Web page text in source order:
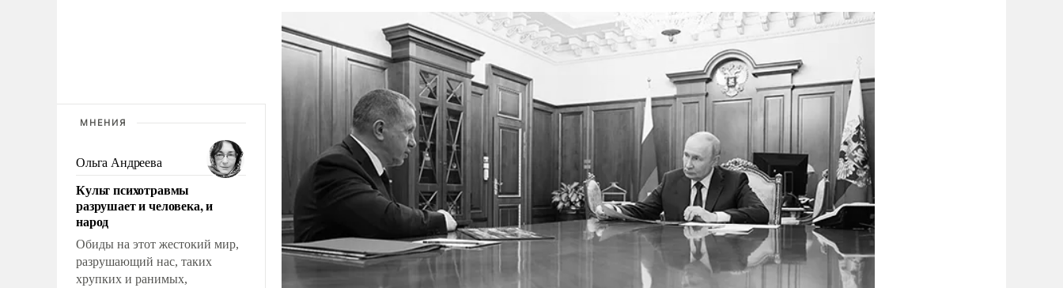
МНЕНИЯ
Ольга Андреева
Культ психотравмы
разрушает и человека, и
народ
Обиды на этот жестокий мир,
разрушающий нас, таких
хрупких и ранимых,